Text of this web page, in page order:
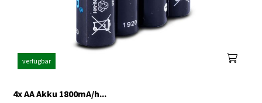
verfügbar
4x AA Akku 1800mA/h...